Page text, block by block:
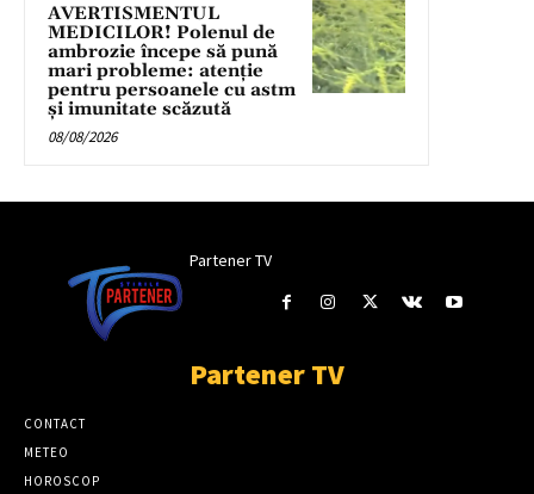
AVERTISMENTUL
MEDICILOR! Polenul de
ambrozie începe să pună
mari probleme: atenție
pentru persoanele cu astm
și imunitate scăzută
08/08/2026
Partener TV
Partener TV
CONTACT
METEO
HOROSCOP